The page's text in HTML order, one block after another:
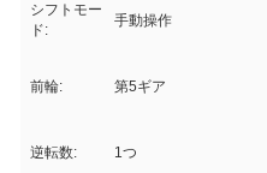
シフトモー
ド:
手動操作
前輪: 第5ギア
逆転数: 1つ